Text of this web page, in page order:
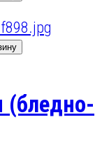
(бледно-